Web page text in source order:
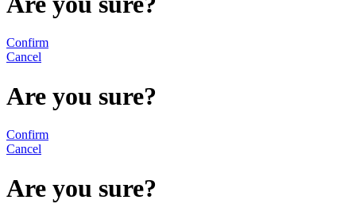
Confirm
Cancel
Are you sure?
Confirm
Cancel
Are you sure?